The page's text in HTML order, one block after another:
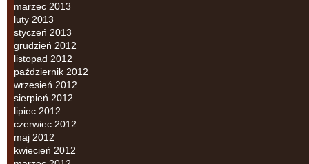
marzec 2013
luty 2013
styczeń 2013
grudzień 2012
listopad 2012
październik 2012
wrzesień 2012
sierpień 2012
lipiec 2012
czerwiec 2012
maj 2012
kwiecień 2012